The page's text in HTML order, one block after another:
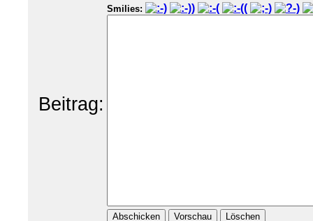
Beitrag:
Smilies: